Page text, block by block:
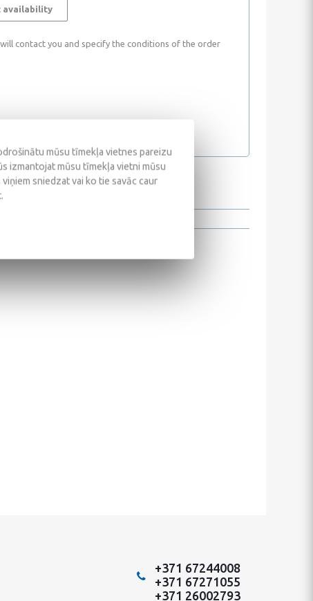
availability
contact you and specify the conditions of the order
+371 67244008
+371 67271055
+371 26002793
mūsu tīmekļa vietnes pareizu
izmantojat mūsu tīmekļa vietni mūsu
sniedzat vai ko tie savāc caur